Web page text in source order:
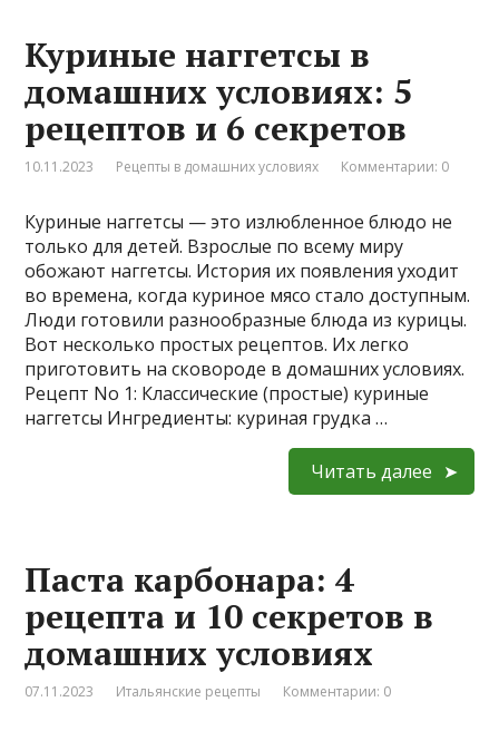
Куриные наггетсы в
домашних условиях: 5
рецептов и 6 секретов
10.11.2023 Рецепты в домашних условиях Комментарии: 0
Куриные наггетсы — это излюбленное блюдо не
только для детей. Взрослые по всему миру
обожают наггетсы. История их появления уходит
во времена, когда куриное мясо стало доступным.
Люди готовили разнообразные блюда из курицы.
Вот несколько простых рецептов. Их легко
приготовить на сковороде в домашних условиях.
Рецепт No 1: Классические (простые) куриные
наггетсы Ингредиенты: куриная грудка …
Читать далее
Паста карбонара: 4
рецепта и 10 секретов в
домашних условиях
07.11.2023 Итальянские рецепты Комментарии: 0